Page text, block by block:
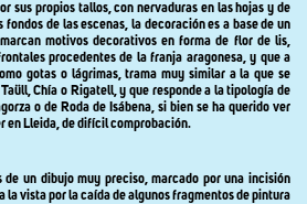
sus propios tallos, con nervaduras en las hojas y de
fondos de las escenas, la decoración es a base de un
motivos decorativos en forma de flor de lis,
procedentes de la franja aragonesa,y quea
gotas o lágrimas, trama muy similar a la que se
Chía o Rigatell, y que responde a la tipología de
o de Roda de Isábena, si bien se ha querido ver
en Lleida, de difícil comprobación.
un dibujo muy preciso, marcado por una incisión
la vista por la caída de algunos fragmentos de pintura